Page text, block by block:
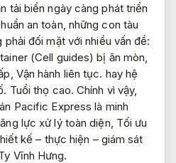
tải biển ngày càng phát triển
an toàn, những con tàu
đối mặt với nhiều vấn đề:
(Cell guides) bị ăn mòn,
Vận hành liên tục. hay hệ
Tuổi thọ cao. Chính vì vậy,
Pacific Express là minh
lực xử lý toàn diện, Tối ưu
kế – thực hiện – giám sát
Vĩnh Hưng.